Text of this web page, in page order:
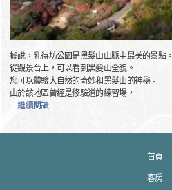
據說，乳待坊公園是黑髮山山脈中最美的景點。
從觀景台上，可以看到黑髮山全貌。
您可以體驗大自然的奇妙和黑髮山的神秘。
由於該地區曾經是修驗道的練習場，
…繼續閱讀
首頁
客房